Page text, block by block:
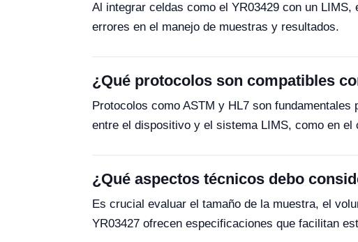
Al integrar celdas como el YR03429 con un
errores en el manejo de muestras y resultados.
¿Qué protocolos son compatibles
Protocolos como ASTM y HL7 son
entre el dispositivo y el sistema LIMS, como en el
¿Qué aspectos técnicos debo
Es crucial evaluar el tamaño de la muestra, el
YR03427 ofrecen especificaciones que facilitan